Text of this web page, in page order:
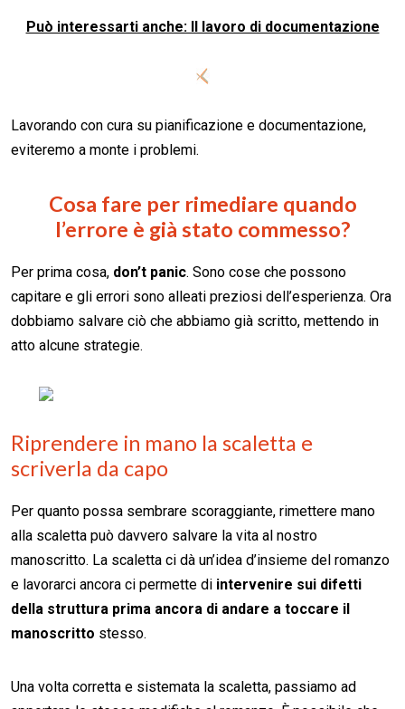
Può interessarti anche: Il lavoro di documentazione
Lavorando con cura su pianificazione e documentazione,
eviteremo a monte i problemi.
Cosa fare per rimediare quando
l’errore è già stato commesso?
Per prima cosa, don’t panic. Sono cose che possono
capitare e gli errori sono alleati preziosi dell’esperienza. Ora
dobbiamo salvare ciò che abbiamo già scritto, mettendo in
atto alcune strategie.
Riprendere in mano la scaletta e
scriverla da capo
Per quanto possa sembrare scoraggiante, rimettere mano
alla scaletta può davvero salvare la vita al nostro
manoscritto. La scaletta ci dà un’idea d’insieme del romanzo
e lavorarci ancora ci permette di intervenire sui difetti
della struttura prima ancora di andare a toccare il
manoscritto stesso.
Una volta corretta e sistemata la scaletta, passiamo ad